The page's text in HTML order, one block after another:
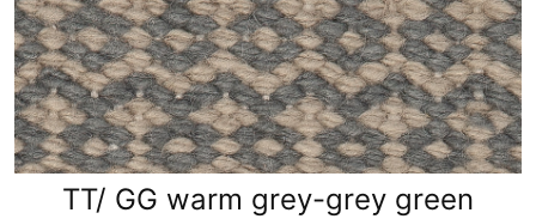
TT/ GG warm grey-grey green